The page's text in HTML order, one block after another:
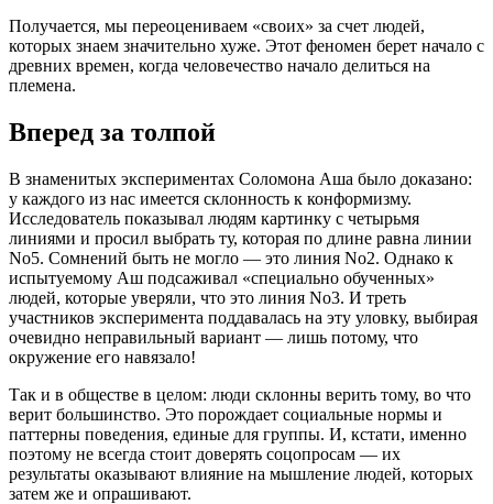
Получается, мы переоцениваем «своих» за счет людей,
которых знаем значительно хуже. Этот феномен берет начало с
древних времен, когда человечество начало делиться на
племена.
Вперед за толпой
В знаменитых экспериментах Соломона Аша было доказано:
у каждого из нас имеется склонность к конформизму.
Исследователь показывал людям картинку с четырьмя
линиями и просил выбрать ту, которая по длине равна линии
No5. Сомнений быть не могло — это линия No2. Однако к
испытуемому Аш подсаживал «специально обученных»
людей, которые уверяли, что это линия No3. И треть
участников эксперимента поддавалась на эту уловку, выбирая
очевидно неправильный вариант — лишь потому, что
окружение его навязало!
Так и в обществе в целом: люди склонны верить тому, во что
верит большинство. Это порождает социальные нормы и
паттерны поведения, единые для группы. И, кстати, именно
поэтому не всегда стоит доверять соцопросам — их
результаты оказывают влияние на мышление людей, которых
затем же и опрашивают.